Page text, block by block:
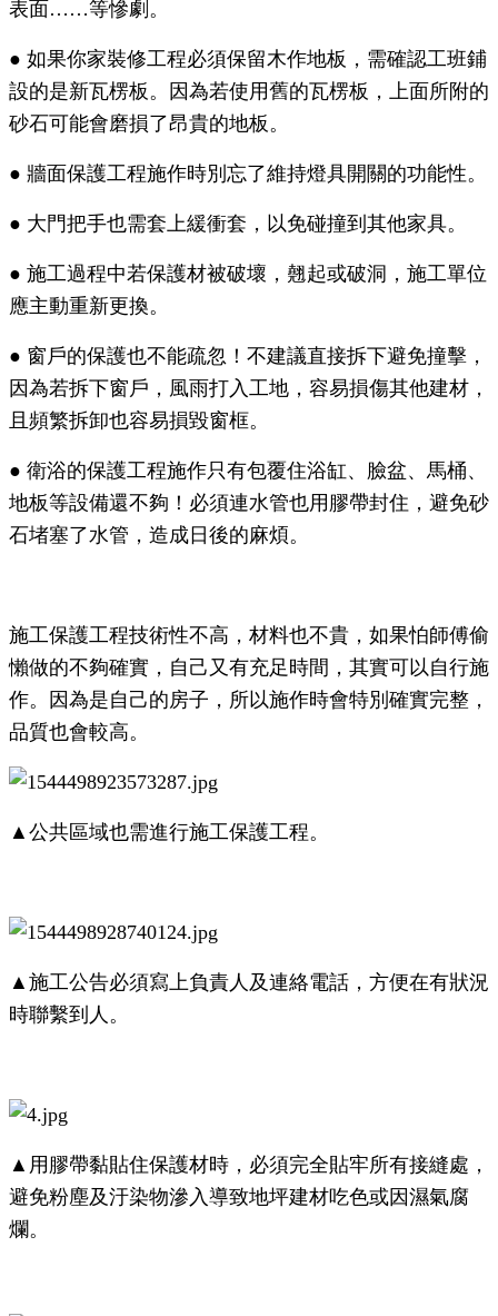
表面……等慘劇。
● 如果你家裝修工程必須保留木作地板，需確認工班鋪
設的是新瓦楞板。因為若使用舊的瓦楞板，上面所附的
砂石可能會磨損了昂貴的地板。
● 牆面保護工程施作時別忘了維持燈具開關的功能性。
● 大門把手也需套上緩衝套，以免碰撞到其他家具。
● 施工過程中若保護材被破壞，翹起或破洞，施工單位
應主動重新更換。
● 窗戶的保護也不能疏忽！不建議直接拆下避免撞擊，
因為若拆下窗戶，風雨打入工地，容易損傷其他建材，
且頻繁拆卸也容易損毀窗框。
● 衛浴的保護工程施作只有包覆住浴缸、臉盆、馬桶、
地板等設備還不夠！必須連水管也用膠帶封住，避免砂
石堵塞了水管，造成日後的麻煩。
施工保護工程技術性不高，材料也不貴，如果怕師傅偷
懶做的不夠確實，自己又有充足時間，其實可以自行施
作。因為是自己的房子，所以施作時會特別確實完整，
品質也會較高。
▲公共區域也需進行施工保護工程。
▲施工公告必須寫上負責人及連絡電話，方便在有狀況
時聯繫到人。
▲用膠帶黏貼住保護材時，必須完全貼牢所有接縫處，
避免粉塵及汙染物滲入導致地坪建材吃色或因濕氣腐
爛。